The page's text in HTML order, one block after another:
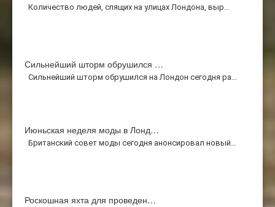
Количество людей, спящих на улицах Лондона, выр…
Сильнейший шторм обрушился …
Сильнейший шторм обрушился на Лондон сегодня ра…
Июньская неделя моды в Лонд…
Британский совет моды сегодня анонсировал новый…
Роскошная яхта для проведен…